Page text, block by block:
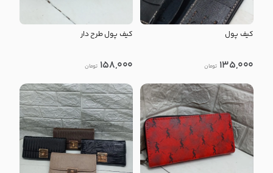
کیف پول
135,000 تومان
کیف پول طرح دار
158,000 تومان